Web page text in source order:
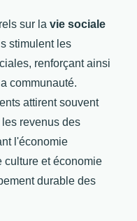
sur la vie sociale
stimulent les
renforçant ainsi
communauté.
attirent souvent
revenus des
l'économie
culture et économie
durable des